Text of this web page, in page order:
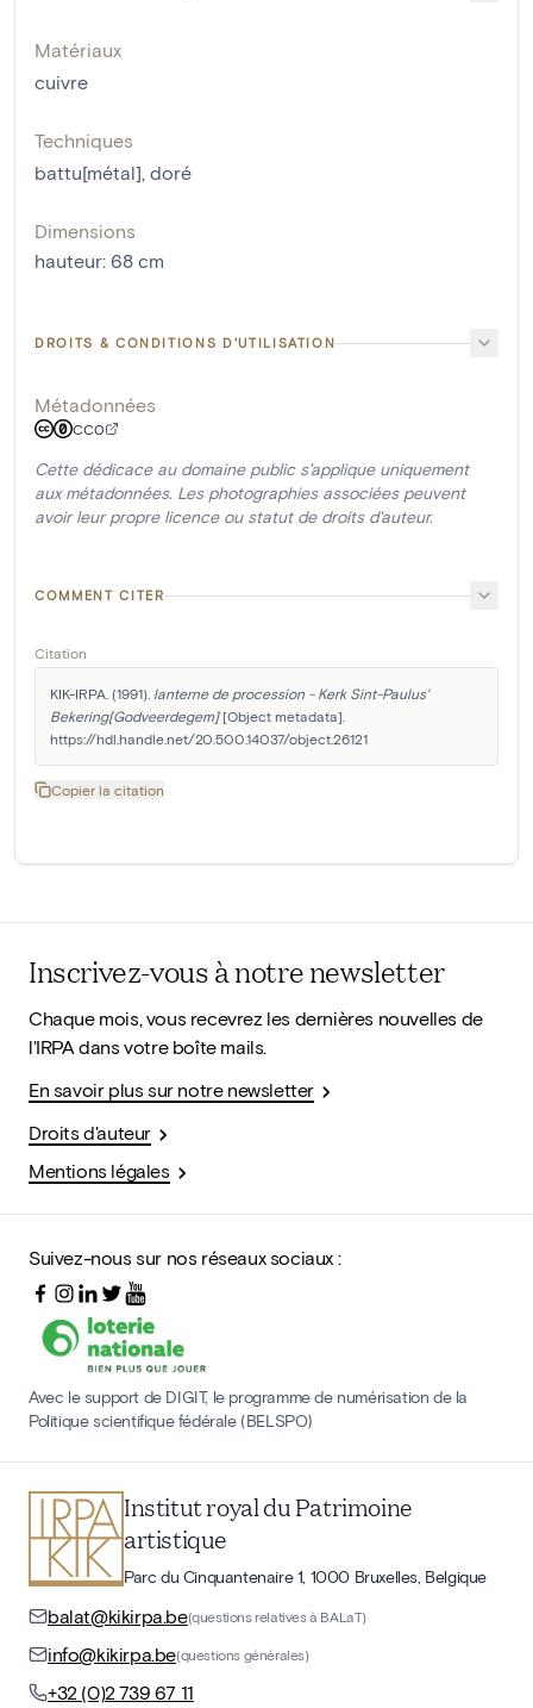
Matériaux
cuivre
Techniques
battu[métal], doré
Dimensions
hauteur: 68 cm
DROITS & CONDITIONS D'UTILISATION
Métadonnées
CC0
Cette dédicace au domaine public s'applique uniquement
aux métadonnées. Les photographies associées peuvent
avoir leur propre licence ou statut de droits d'auteur.
COMMENT CITER
Citation
KIK-IRPA. (1991). lanterne de procession - Kerk Sint-Paulus'
Bekering[Godveerdegem] [Object metadata].
https://hdl.handle.net/20.500.14037/object.26121
Copier la citation
Inscrivez-vous à notre newsletter
Chaque mois, vous recevrez les dernières nouvelles de
l'IRPA dans votre boîte mails.
En savoir plus sur notre newsletter
Droits d'auteur
Mentions légales
Suivez-nous sur nos réseaux sociaux :
Avec le support de DIGIT, le programme de numérisation de la
Politique scientifique fédérale (BELSPO)
Institut royal du Patrimoine
artistique
Parc du Cinquantenaire 1, 1000 Bruxelles, Belgique
balat@kikirpa.be(questions relatives à BALaT)
info@kikirpa.be(questions générales)
+32 (0)2 739 67 11